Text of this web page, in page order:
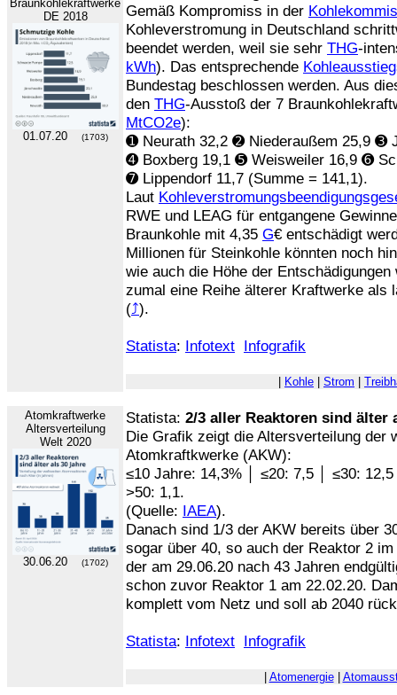
Braunkohlekraftwerke
DE 2018
01.07.20 (1703)
Gemäß Kompromiss in der
Kohleverstromung in Deutschland
beendet werden, weil sie sehr THG-
kWh). Das entsprechende
Bundestag beschlossen werden. Aus
den THG-Ausstoß der 7
MtCO2e):
➊ Neurath 32,2 ➋ Niederaußem 25,9 ➌
➍ Boxberg 19,1 ➎ Weisweiler 16,9 ➏
➐ Lippendorf 11,7 (Summe = 141,1).
Laut
RWE und LEAG für entgangene
Braunkohle mit 4,35 G€ entschädigt
Millionen für Steinkohle könnten noch
wie auch die Höhe der
zumal eine Reihe älterer Kraftwerke als
(⤴).
Statista: Infotext Infografik
Kohle Strom
Atomkraftwerke
Altersverteilung
Welt 2020
30.06.20 (1702)
Statista: 2/3 aller Reaktoren sind älter
Die Grafik zeigt die Altersverteilung der
Atomkraftkwerke (AKW):
≤10 Jahre: 14,3% │ ≤20: 7,5 │ ≤30:
>50: 1,1.
(Quelle: IAEA).
Danach sind 1/3 der AKW bereits über
sogar über 40, so auch der Reaktor 2 im
der am 29.06.20 nach 43 Jahren
schon zuvor Reaktor 1 am 22.02.20.
komplett vom Netz und soll ab 2040
Statista: Infotext Infografik
Atomenergie|